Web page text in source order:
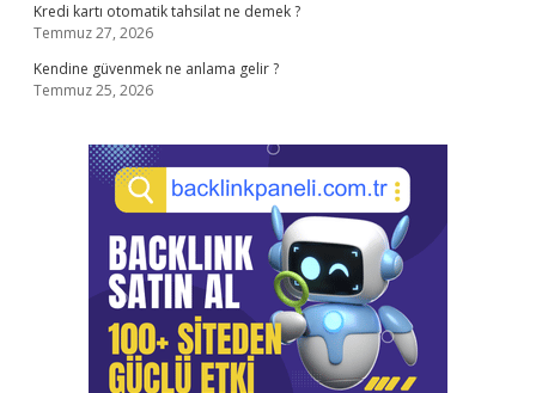
Kredi kartı otomatik tahsilat ne demek ?
Temmuz 27, 2026
Kendine güvenmek ne anlama gelir ?
Temmuz 25, 2026